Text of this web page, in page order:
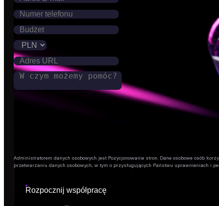
Administratorem danych osobowych jest Pozycjonowanie stron. Dane osobowe osób
przetwarzaniu danych osobowych, w tym o przysługujących Państwu uprawnieniach i
Rozpocznij współpracę